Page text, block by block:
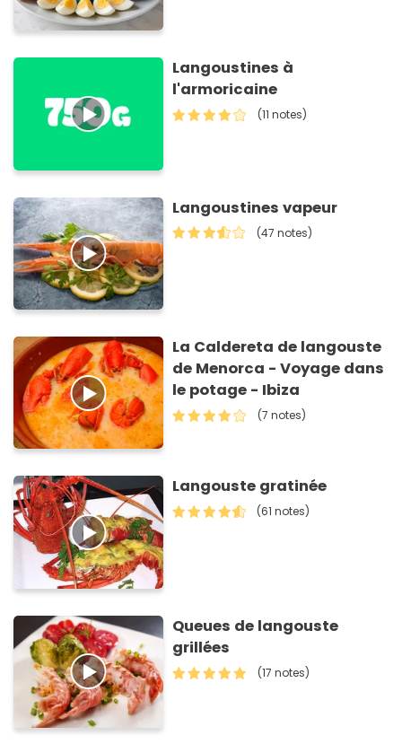
Langoustines à
l'armoricaine
(11 notes)
Langoustines vapeur
(47 notes)
La Caldereta de langouste
de Menorca - Voyage dans
le potage - Ibiza
(7 notes)
Langouste gratinée
(61 notes)
Queues de langouste
grillées
(17 notes)